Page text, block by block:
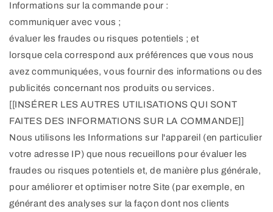
Informations sur la commande pour :
communiquer avec vous ;
évaluer les fraudes ou risques potentiels ; et
lorsque cela correspond aux préférences que vous nous
avez communiquées, vous fournir des informations ou des
publicités concernant nos produits ou services.
[[INSÉRER LES AUTRES UTILISATIONS QUI SONT
FAITES DES INFORMATIONS SUR LA COMMANDE]]
Nous utilisons les Informations sur l'appareil (en particulier
votre adresse IP) que nous recueillons pour évaluer les
fraudes ou risques potentiels et, de manière plus générale,
pour améliorer et optimiser notre Site (par exemple, en
générant des analyses sur la façon dont nos clients